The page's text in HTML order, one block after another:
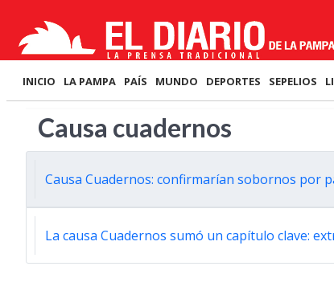
INICIO LA PAMPA PAÍS MUNDO DEPORTES SEPELIOS
Causa cuadernos
Causa Cuadernos: confirmarían sobornos por
La causa Cuadernos sumó un capítulo clave: